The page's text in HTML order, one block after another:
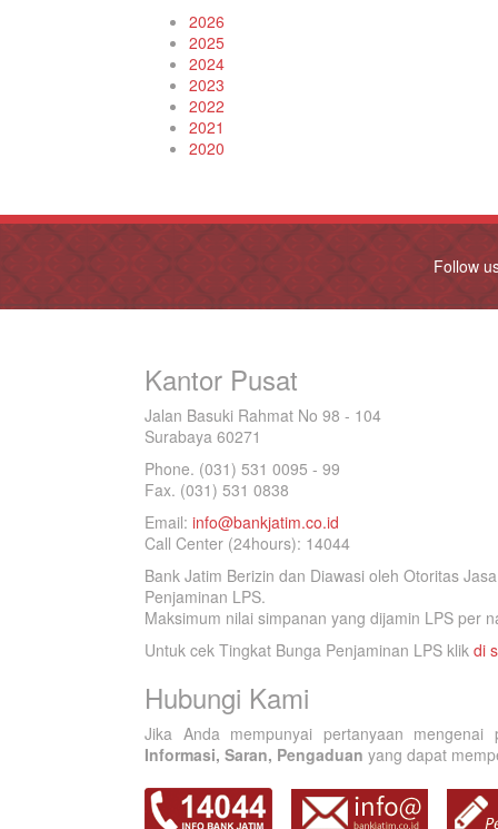
2026
2025
2024
2023
2022
2021
2020
Follow
Kantor Pusat
Jalan Basuki Rahmat No 98 - 104
Surabaya 60271
Phone. (031) 531 0095 - 99
Fax. (031) 531 0838
Email: info@bankjatim.co.id
Call Center (24hours): 14044
Bank Jatim Berizin dan Diawasi oleh Otoritas
Penjaminan LPS.
Maksimum nilai simpanan yang dijamin LPS per
Untuk cek Tingkat Bunga Penjaminan LPS klik di
Hubungi Kami
Jika Anda mempunyai pertanyaan
Informasi, Saran, Pengaduan yang dapat